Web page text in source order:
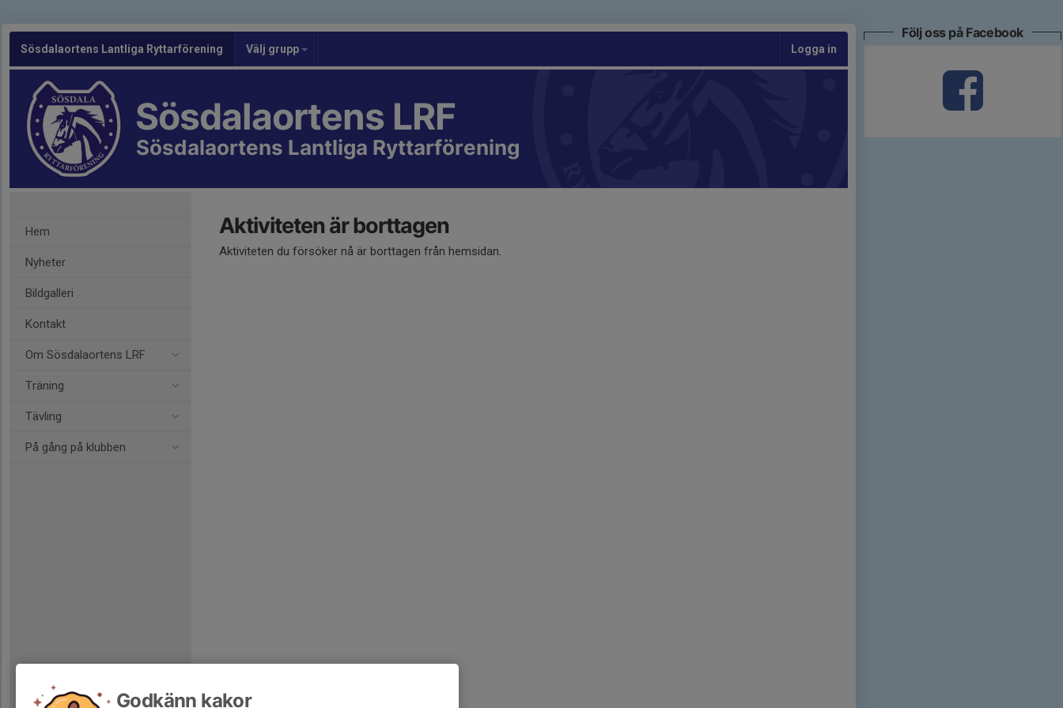
Sösdalaortens Lantliga Ryttarförening Välj grupp Logga in
Sösdalaortens LRF
Sösdalaortens Lantliga Ryttarförening
Hem
Nyheter
Bildgalleri
Kontakt
Om Sösdalaortens LRF
Träning
Tävling
På gång på klubben
Aktiviteten är borttagen
Aktiviteten du försöker nå är borttagen från hemsidan.
Följ oss på Facebook
Godkänn kakor